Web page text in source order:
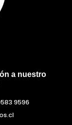
a nuestro
9596